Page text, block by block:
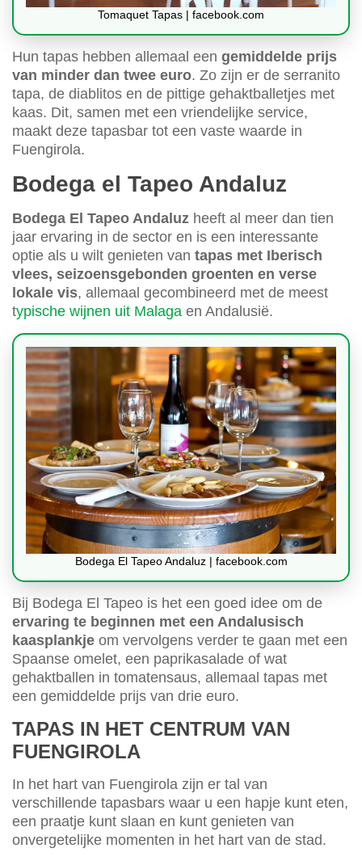
Tomaquet Tapas | facebook.com
Hun tapas hebben allemaal een gemiddelde prijs
van minder dan twee euro. Zo zijn er de serranito
tapa, de diablitos en de pittige gehaktballetjes met
kaas. Dit, samen met een vriendelijke service,
maakt deze tapasbar tot een vaste waarde in
Fuengirola.
Bodega el Tapeo Andaluz
Bodega El Tapeo Andaluz heeft al meer dan tien
jaar ervaring in de sector en is een interessante
optie als u wilt genieten van tapas met Iberisch
vlees, seizoensgebonden groenten en verse
lokale vis, allemaal gecombineerd met de meest
typische wijnen uit Malaga en Andalusië.
Bodega El Tapeo Andaluz | facebook.com
Bij Bodega El Tapeo is het een goed idee om de
ervaring te beginnen met een Andalusisch
kaasplankje om vervolgens verder te gaan met een
Spaanse omelet, een paprikasalade of wat
gehaktballen in tomatensaus, allemaal tapas met
een gemiddelde prijs van drie euro.
TAPAS IN HET CENTRUM VAN
FUENGIROLA
In het hart van Fuengirola zijn er tal van
verschillende tapasbars waar u een hapje kunt eten,
een praatje kunt slaan en kunt genieten van
onvergetelijke momenten in het hart van de stad.